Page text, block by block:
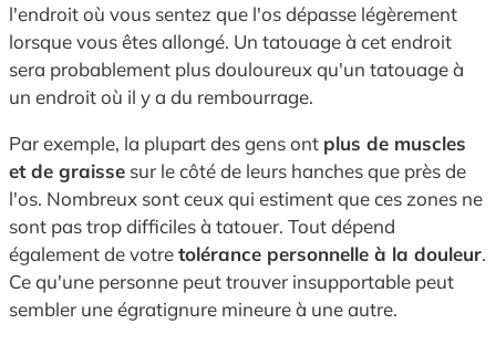
l'endroit où vous sentez que l'os dépasse légèrement
lorsque vous êtes allongé. Un tatouage à cet endroit
sera probablement plus douloureux qu'un tatouage à
un endroit où il y a du rembourrage.
Par exemple, la plupart des gens ont plus de muscles
et de graisse sur le côté de leurs hanches que près de
l'os. Nombreux sont ceux qui estiment que ces zones ne
sont pas trop difficiles à tatouer. Tout dépend
également de votretolérance personnelle à la douleur.
Ce qu'une personne peut trouver insupportable peut
sembler une égratignure mineure à une autre.